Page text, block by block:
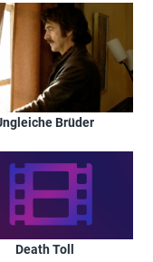
Brüder
Death Toll